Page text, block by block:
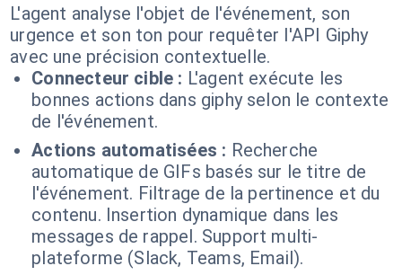
L'agent analyse l'objet de l'événement, son
urgence et son ton pour requêter l'API Giphy
avec une précision contextuelle.
Connecteur cible : L'agent exécute les
bonnes actions dans giphy selon le contexte
de l'événement.
Actions automatisées : Recherche
automatique de GIFs basés sur le titre de
l'événement. Filtrage de la pertinence et du
contenu. Insertion dynamique dans les
messages de rappel. Support multi-
plateforme (Slack, Teams, Email).